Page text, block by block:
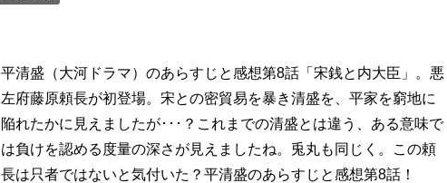
平清盛（大河ドラマ）のあらすじと感想第8話「宋銭と内大臣」。悪
左府藤原頼長が初登場。宋との密貿易を暴き清盛を、平家を窮地に
陥れたかに見えましたが･･･？これまでの清盛とは違う、ある意味で
は負けを認める度量の深さが見えましたね。兎丸も同じく。この頼
長は只者ではないと気付いた？平清盛のあらすじと感想第8話！